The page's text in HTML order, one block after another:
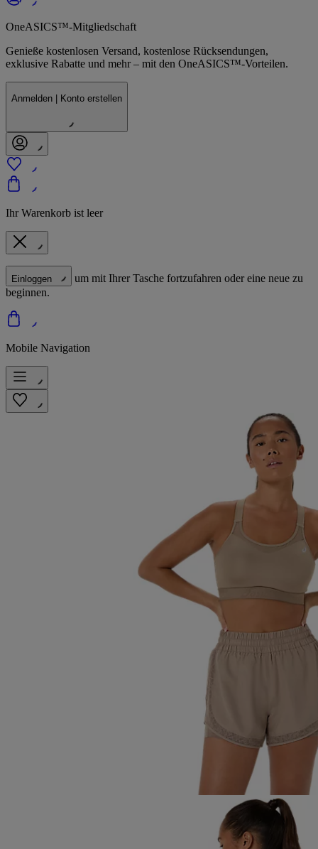
OneASICS™-Mitgliedschaft
Genieße kostenlosen Versand, kostenlose Rücksendungen,
exklusive Rabatte und mehr – mit den OneASICS™-Vorteilen.
Anmelden | Konto erstellen
Ihr Warenkorb ist leer
Einloggen
um mit Ihrer Tasche fortzufahren oder eine neue zu
beginnen.
Mobile Navigation